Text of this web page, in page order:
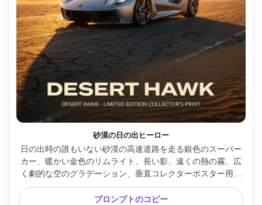
砂漠の日の出ヒーロー
日の出時の誰もいない砂漠の高速道路を走る銀色のスーパー
カー、暖かい金色のリムライト、長い影、遠くの熱の霧、広
く劇的な空のグラデーション、垂直コレクターポスター用の
中央のヒーローフレーミング、フォトリアルな反射、光を捉
えるほこりの粒子、24mmで撮影、f/5.6、鮮明なディテー
プロンプトのコピー